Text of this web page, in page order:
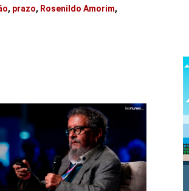
, prazo, Rosenildo Amorim,